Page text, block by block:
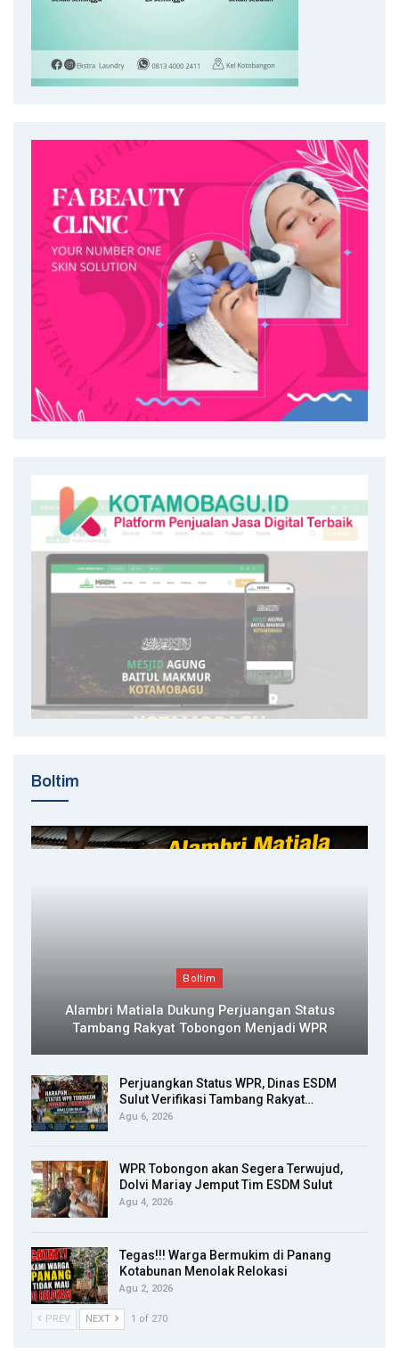
Boltim
Boltim
Alambri Matiala Dukung Perjuangan Status
Tambang Rakyat Tobongon Menjadi WPR
Perjuangkan Status WPR, Dinas ESDM
Sulut Verifikasi Tambang Rakyat…
Agu 6, 2026
WPR Tobongon akan Segera Terwujud,
Dolvi Mariay Jemput Tim ESDM Sulut
Agu 4, 2026
Tegas!!! Warga Bermukim di Panang
Kotabunan Menolak Relokasi
Agu 2, 2026
PREV NEXT 1 of 270